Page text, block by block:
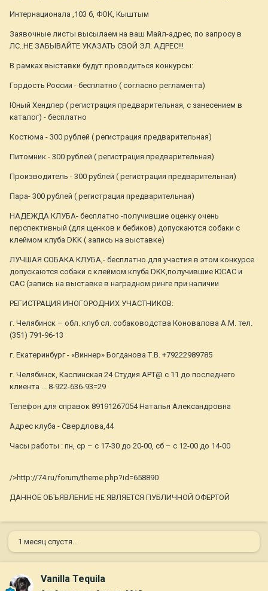
Интернационала ,103 б, ФОК, Кыштым
Заявочные листы высылаем на ваш Майл-адрес, по запросу в
ЛС..НЕ ЗАБЫВАЙТЕ УКАЗАТЬ СВОЙ ЭЛ. АДРЕС!!!
В рамках выставки будут проводиться конкурсы:
Гордость России - бесплатно ( согласно регламента)
Юный Хендлер ( регистрация предварительная, с занесением в
каталог) - бесплатно
Костюма - 300 рублей ( регистрация предварительная)
Питомник - 300 рублей ( регистрация предварительная)
Производитель - 300 рублей ( регистрация предварительная)
Пара- 300 рублей ( регистрация предварительная)
НАДЕЖДА КЛУБА- бесплатно -получившие оценку очень
перспективный (для щенков и бебиков) допускаются собаки с
клеймом клуба DKK ( запись на выставке)
ЛУЧШАЯ СОБАКА КЛУБА,- бесплатно.для участия в этом конкурсе
допускаются собаки с клеймом клуба DKK,получившие ЮСАС и
САС (запись на выставке в наградном ринге при наличии
РЕГИСТРАЦИЯ ИНОГОРОДНИХ УЧАСТНИКОВ:
г. Челябинск – обл. клуб сл. собаководства Коновалова А.М. тел.
(351) 791-96-13
г. Екатеринбург - «Виннер» Богданова Т.В. +79222989785
г. Челябинск, Каслинская 24 Студия АРТ@ с 11 до последнего
клиента ... 8-922-636-93=29
Телефон для справок 89191267054 Наталья Александровна
Адрес клуба - Свердлова,44
Часы работы : пн, ср – с 17-30 до 20-00, сб – с 12-00 до 14-00
/>http://74.ru/forum/theme.php?id=658890
ДАННОЕ ОБЪЯВЛЕНИЕ НЕ ЯВЛЯЕТСЯ ПУБЛИЧНОЙ ОФЕРТОЙ
1 месяц спустя...
Vanilla Tequila